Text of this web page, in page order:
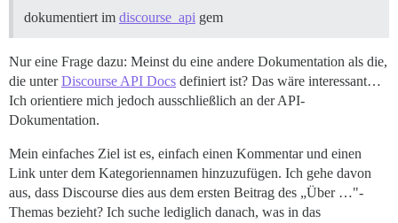
dokumentiert im discourse_api gem
Nur eine Frage dazu: Meinst du eine andere Dokumentation als die,
die unterDiscourse API Docs definiert ist? Das wäre interessant…
Ich orientiere mich jedoch ausschließlich an der API-
Dokumentation.
Mein einfaches Ziel ist es, einfach einen Kommentar und einen
Link unter dem Kategoriennamen hinzuzufügen. Ich gehe davon
aus, dass Discourse dies aus dem ersten Beitrag des „Über …"-
Themas bezieht? Ich suche lediglich danach, was in das